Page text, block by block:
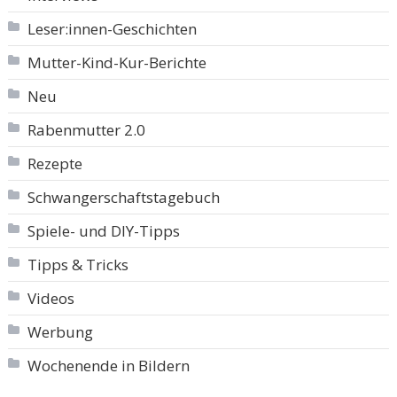
Leser:innen-Geschichten
Mutter-Kind-Kur-Berichte
Neu
Rabenmutter 2.0
Rezepte
Schwangerschaftstagebuch
Spiele- und DIY-Tipps
Tipps & Tricks
Videos
Werbung
Wochenende in Bildern